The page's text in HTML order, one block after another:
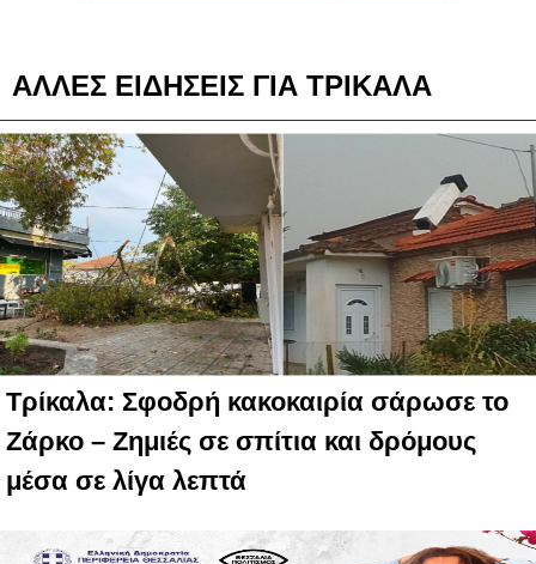
ΑΛΛΕΣ ΕΙΔΗΣΕΙΣ ΓΙΑ ΤΡΙΚΑΛΑ
Τρίκαλα: Σφοδρή κακοκαιρία σάρωσε το
Ζάρκο – Ζημιές σε σπίτια και δρόμους
μέσα σε λίγα λεπτά